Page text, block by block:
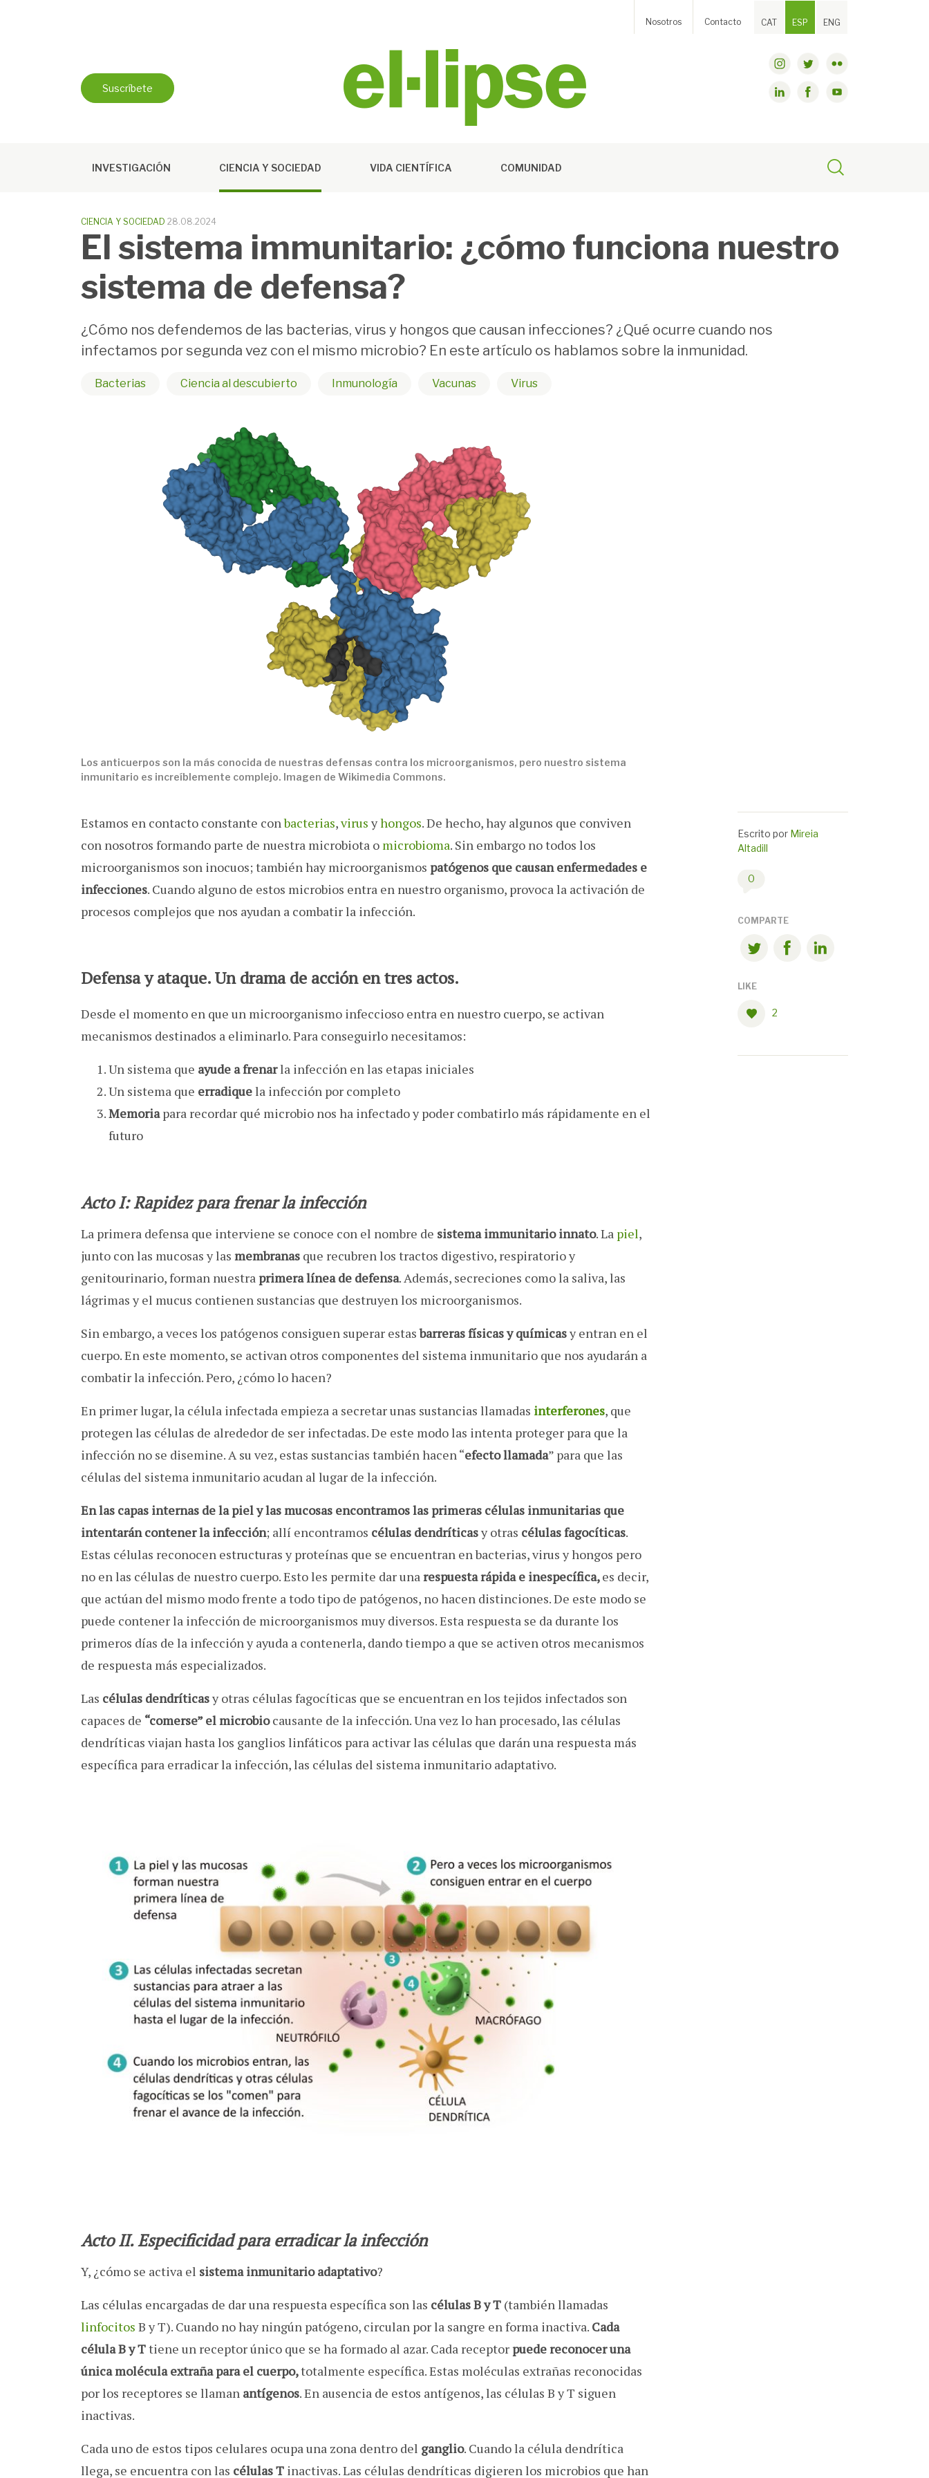
CAT ESP ENG
Nosotros Contacto
Suscríbete
INVESTIGACIÓN CIENCIA Y SOCIEDAD VIDA CIENTÍFICA COMUNIDAD
CIENCIA Y SOCIEDAD 28.08.2024
El sistema immunitario: ¿cómo funciona nuestro
sistema de defensa?
¿Cómo nos defendemos de las bacterias, virus y hongos que causan infecciones? ¿Qué ocurre cuando nos
infectamos por segunda vez con el mismo microbio? En este artículo os hablamos sobre la inmunidad.
Bacterias Ciencia al descubierto Inmunología Vacunas Virus
Los anticuerpos son la más conocida de nuestras defensas contra los microorganismos, pero nuestro sistema
inmunitario es increíblemente complejo. Imagen de Wikimedia Commons.
Estamos en contacto constante conbacterias,virus yhongos. De hecho, hay algunos que conviven
con nosotros formando parte de nuestra microbiota o microbioma. Sin embargo no todos los
microorganismos son inocuos; también hay microorganismos patógenos que causan enfermedades e
infecciones. Cuando alguno de estos microbios entra en nuestro organismo, provoca la activación de
procesos complejos que nos ayudan a combatir la infección.
Defensa y ataque. Un drama de acción en tres actos.
Desde el momento en que un microorganismo infeccioso entra en nuestro cuerpo, se activan
mecanismos destinados a eliminarlo. Para conseguirlo necesitamos:
Un sistema que ayude a frenarla infección en las etapas iniciales
Un sistema que erradiquela infección por completo
Memoriapara recordar qué microbio nos ha infectado y poder combatirlo más rápidamente en el
futuro
Acto I:Rapidez para frenar la infección
La primera defensa que interviene se conoce con el nombre de sistema immunitario innato. La piel,
junto con las mucosas y las membranas que recubren los tractos digestivo, respiratorio y
genitourinario, forman nuestraprimera línea de defensa. Además, secreciones como la saliva, las
lágrimas y el mucus contienen sustancias que destruyen los microorganismos.
Sin embargo, a veces los patógenos consiguen superar estasbarreras físicas y químicasy entran en el
cuerpo. En este momento, se activan otros componentes del sistema inmunitario que nos ayudarán a
combatir la infección. Pero, ¿cómo lo hacen?
En primer lugar, la célula infectada empieza a secretar unas sustancias llamadas interferones, que
protegen las células de alrededor de ser infectadas. De este modo las intenta proteger para que la
infección no se disemine. A su vez, estas sustancias también hacen “efecto llamada” para que las
células del sistema inmunitario acudan al lugar de la infección.
En las capas internas de la piel y las mucosas encontramos las primeras células inmunitarias que
intentarán contener la infección; allí encontramos células dendríticasy otras células fagocíticas.
Estas células reconocen estructuras y proteínas que se encuentran en bacterias, virus y hongos pero
no en las células de nuestro cuerpo. Esto les permite dar unarespuesta rápida e inespecífica,es decir,
que actúan del mismo modo frente a todo tipo de patógenos, no hacen distinciones. De este modo se
puede contener la infección de microorganismos muy diversos. Esta respuesta se da durante los
primeros días de la infección y ayuda a contenerla, dando tiempo a que se activen otros mecanismos
de respuesta más especializados.
Las células dendríticasy otras células fagocíticas que se encuentran en los tejidos infectados son
capaces de “comerse” el microbiocausante de la infección. Una vez lo han procesado, las células
dendríticas viajan hasta los ganglios linfáticos para activar las células que darán una respuesta más
específica para erradicar la infección, las células del sistema inmunitario adaptativo.
Acto II. Especificidad para erradicar la infección
Y, ¿cómo se activa el sistema inmunitario adaptativo?
Las células encargadas de dar una respuesta específica son las células B y T (también llamadas
linfocitos B y T). Cuando no hay ningún patógeno, circulan por la sangre en forma inactiva. Cada
célula B y Ttiene un receptor único que se ha formado al azar. Cada receptorpuede reconocer una
única molécula extraña para el cuerpo,totalmente específica. Estas moléculas extrañas reconocidas
por los receptores se llaman antígenos. En ausencia de estos antígenos, las células B y T siguen
inactivas.
Cada uno de estos tipos celulares ocupa una zona dentro del ganglio. Cuando la célula dendrítica
llega, se encuentra con las células T inactivas. Las células dendríticas digieren los microbios que han
Escrito por Mireia
Altadill
0
COMPARTE
LIKE
2